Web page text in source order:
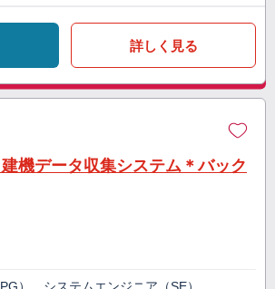
詳しく見る
建機データ収集システム＊バック